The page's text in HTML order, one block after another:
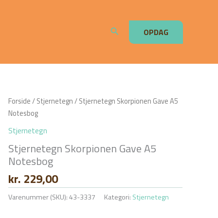
Søg OPDAG
Forside/Stjernetegn/ Stjernetegn Skorpionen Gave A5
Notesbog
Stjernetegn
Stjernetegn Skorpionen Gave A5
Notesbog
kr. 229,00
Varenummer (SKU):43-3337 Kategori: Stjernetegn